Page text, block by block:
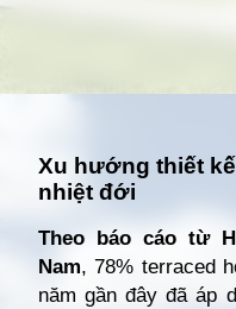
Xu hướng thiết
nhiệt đới
Theo báo cáo từ
Nam, 78% terraced
năm gần đây đã áp